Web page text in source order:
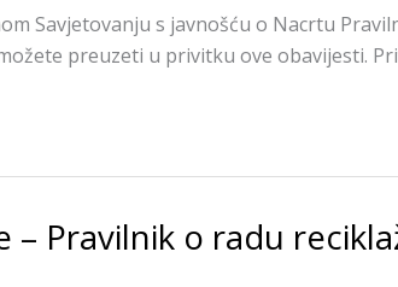
Savjetovanju s javnošću o Nacrtu
preuzeti u privitku ove obavijesti.
– Pravilnik o radu